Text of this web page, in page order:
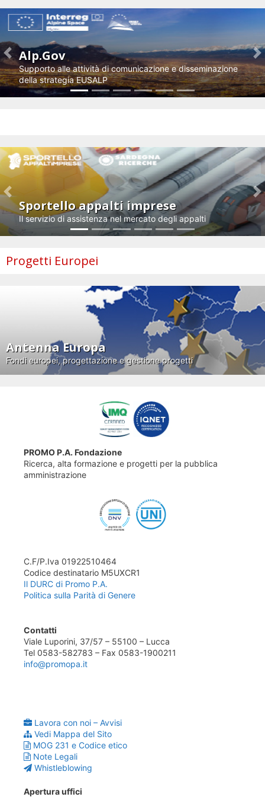
Alp.Gov
Supporto alle attività di comunicazione e disseminazione
della strategia EUSALP
Previous
Sportello appalti imprese
Il servizio di assistenza nel mercato degli appalti
Previous
Progetti Europei
Antenna Europa
Fondi europei, progettazione e gestione progetti
PROMO P.A. Fondazione
Ricerca, alta formazione e progetti per la pubblica
amministrazione
C.F/P.Iva 01922510464
Codice destinatario M5UXCR1
Il DURC di Promo P.A.
Politica sulla Parità di Genere
Contatti
Viale Luporini, 37/57 – 55100 – Lucca
Tel 0583-582783 – Fax 0583-1900211
info@promopa.it
Lavora con noi – Avvisi
Vedi Mappa del Sito
MOG 231 e Codice etico
Note Legali
Whistleblowing
Apertura uffici